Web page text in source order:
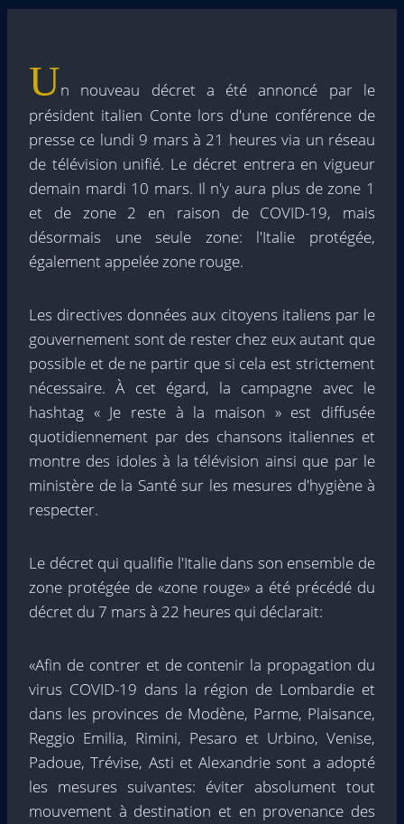
Un nouveau décret a été annoncé par le
président italien Conte lors d'une conférence de
presse ce lundi 9 mars à 21 heures via un réseau
de télévision unifié. Le décret entrera en vigueur
demain mardi 10 mars. Il n'y aura plus de zone 1
et de zone 2 en raison de COVID-19, mais
désormais une seule zone: l'Italie protégée,
également appelée zone rouge.
Les directives données aux citoyens italiens par le
gouvernement sont de rester chez eux autant que
possible et de ne partir que si cela est strictement
nécessaire. À cet égard, la campagne avec le
hashtag « Je reste à la maison » est diffusée
quotidiennement par des chansons italiennes et
montre des idoles à la télévision ainsi que par le
ministère de la Santé sur les mesures d'hygiène à
respecter.
Le décret qui qualifie l'Italie dans son ensemble de
zone protégée de «zone rouge» a été précédé du
décret du 7 mars à 22 heures qui déclarait:
«Afin de contrer et de contenir la propagation du
virus COVID-19 dans la région de Lombardie et
dans les provinces de Modène, Parme, Plaisance,
Reggio Emilia, Rimini, Pesaro et Urbino, Venise,
Padoue, Trévise, Asti et Alexandrie sont a adopté
les mesures suivantes: éviter absolument tout
mouvement à destination et en provenance des